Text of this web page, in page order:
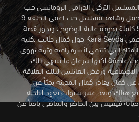
الحلقة 9 من المسلسل التركي الدرامي الرومانسي حب
أعمى مترجمة للعربية، حمل وشاهد مسلسل حب اعمى الحلقة 9
،وتدور قصة
المسلسل التركي حب أعمى Kara Sevda حول كمال طالب بكلية
التي تنتمي لأسرة راقية وثرية تهوى
حب عاصفة لكنها سرعان ما تنتهي تلك
ورفض العائلتين لتلك العلاقة
كمال يغادر كمال المدينة بحثاً عن
هناك وبعد عشر سنوات يعود لبلدته
فيعيش بين الحاضر والماضي باحثاً عن